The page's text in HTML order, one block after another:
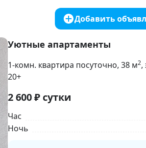
Добавить
Уютные апартаменты
1-комн. квартира посуточно, 38 м2,
20+
2 600₽ сутки
Час
Ночь